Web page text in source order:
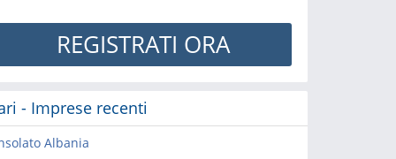
REGISTRATI ORA
- Imprese recenti
Albania